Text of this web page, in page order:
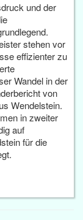
und der
stehen vor
effizienter zu
Wandel in der
von
Wendelstein.
in zweiter
auf
für die